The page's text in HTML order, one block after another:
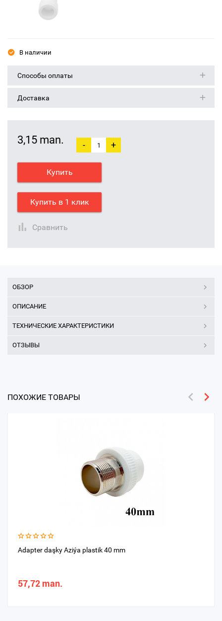
В наличии
Способы оплаты
Доставка
3,15 man. - +
Купить
Купить в 1 клик
Сравнить
ОБЗОР
ОПИСАНИЕ
ТЕХНИЧЕСКИЕ ХАРАКТЕРИСТИКИ
ОТЗЫВЫ
ПОХОЖИЕ ТОВАРЫ
Adapter daşky Aziýa plastik 40 mm
57,72 man.